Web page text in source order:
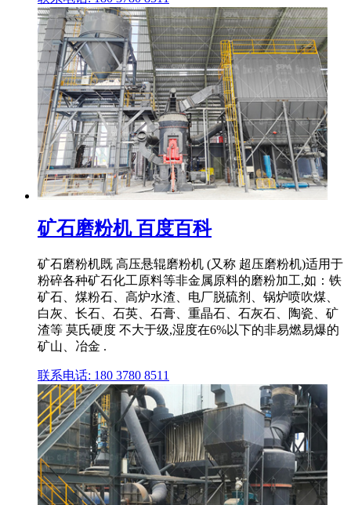
矿石磨粉机 百度百科
矿石磨粉机既 高压悬辊磨粉机 (又称 超压磨粉机)适用于
粉碎各种矿石化工原料等非金属原料的磨粉加工,如：铁
矿石、煤粉石、高炉水渣、电厂脱硫剂、锅炉喷吹煤、
白灰、长石、石英、石膏、重晶石、石灰石、陶瓷、矿
渣等 莫氏硬度 不大于级,湿度在6%以下的非易燃易爆的
矿山、冶金 .
联系电话: 180 3780 8511